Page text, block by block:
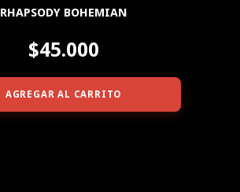
RHAPSODY BOHEMIAN
$45.000
AGREGAR AL CARRITO